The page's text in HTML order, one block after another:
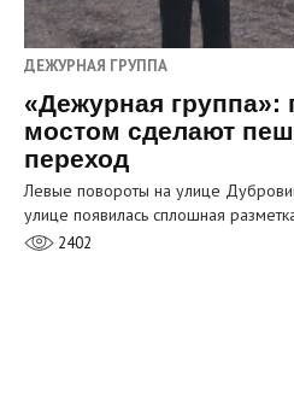
ДЕЖУРНАЯ ГРУППА
«Дежурная
мостом сделают
переход
Левые повороты на улице
улице появилась сплошная
2402